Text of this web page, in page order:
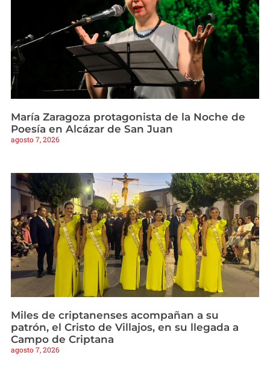
María Zaragoza protagonista de la Noche de
Poesía en Alcázar de San Juan
agosto 7, 2026
Miles de criptanenses acompañan a su
patrón, el Cristo de Villajos, en su llegada a
Campo de Criptana
agosto 7, 2026